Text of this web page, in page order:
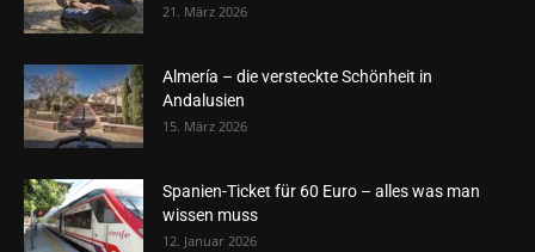
21. März 2026
Almería – die versteckte Schönheit in
Andalusien
15. März 2026
Spanien-Ticket für 60 Euro – alles was man
wissen muss
12. Januar 2026